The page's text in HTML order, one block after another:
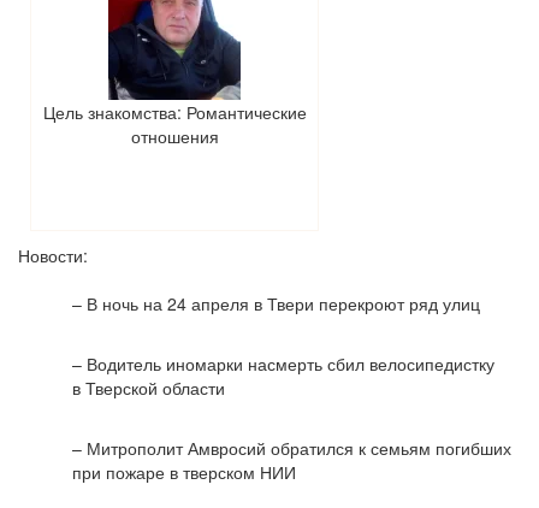
Цель знакомства: Романтические
отношения
Новости:
– В ночь на 24 апреля в Твери перекроют ряд улиц
– Водитель иномарки насмерть сбил велосипедистку
в Тверской области
– Митрополит Амвросий обратился к семьям погибших
при пожаре в тверском НИИ